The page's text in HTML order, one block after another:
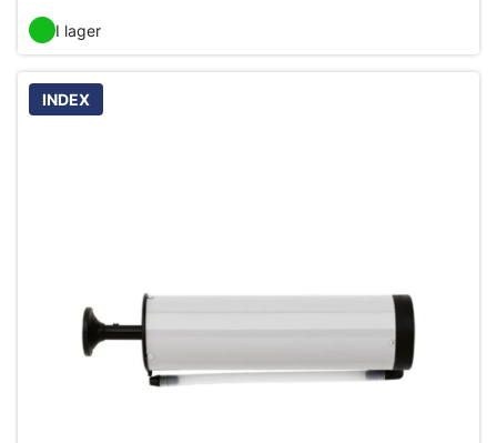
I lager
INDEX